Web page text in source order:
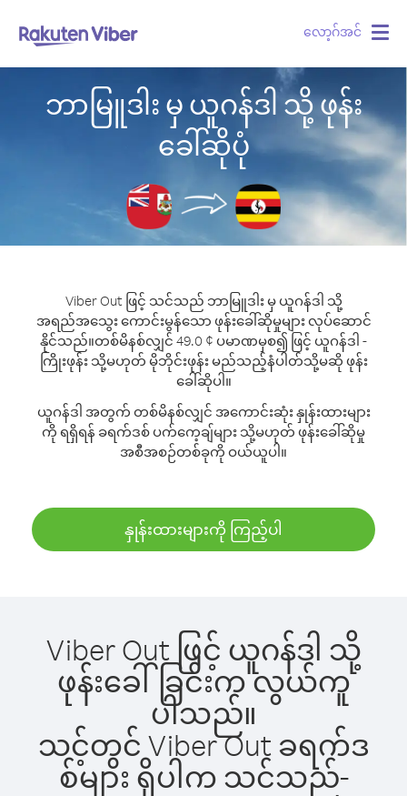
လော့ဂ်အင်
ဘာမြူဒါး မှ ယူဂန်ဒါ သို့ ဖုန်း
ခေါ်ဆိုပုံ
Viber Out ဖြင့် သင်သည် ဘာမြူဒါး မှ ယူဂန်ဒါ သို့
အရည်အသွေး ကောင်းမွန်သော ဖုန်းခေါ်ဆိုမှုများ လုပ်ဆောင်
နိုင်သည်။တစ်မိနစ်လျှင် 49.0 ¢ ပမာဏမှစ၍ ဖြင့် ယူဂန်ဒါ -
ကြိုးဖုန်း သို့မဟုတ် မိုဘိုင်းဖုန်း မည်သည့်နံပါတ်သို့မဆို ဖုန်း
ခေါ်ဆိုပါ။
ယူဂန်ဒါ အတွက် တစ်မိနစ်လျှင် အကောင်းဆုံး နှုန်းထားများ
ကို ရရှိရန် ခရက်ဒစ် ပက်ကေ့ချ်များ သို့မဟုတ် ဖုန်းခေါ်ဆိုမှု
အစီအစဉ်တစ်ခုကို ဝယ်ယူပါ။
နှုန်းထားများကို ကြည့်ပါ
Viber Out ဖြင့် ယူဂန်ဒါ သို့
ဖုန်းခေါ်ခြင်းက လွယ်ကူ
ပါသည်။
သင့်တွင် Viber Out ခရက်ဒ
စ်များ ရှိပါက သင်သည်-